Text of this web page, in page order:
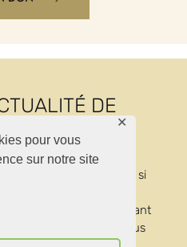
sur notre siteDE
2030
avenir vous importe, si
tout en y assurant
intérêt spirituel, nous vous